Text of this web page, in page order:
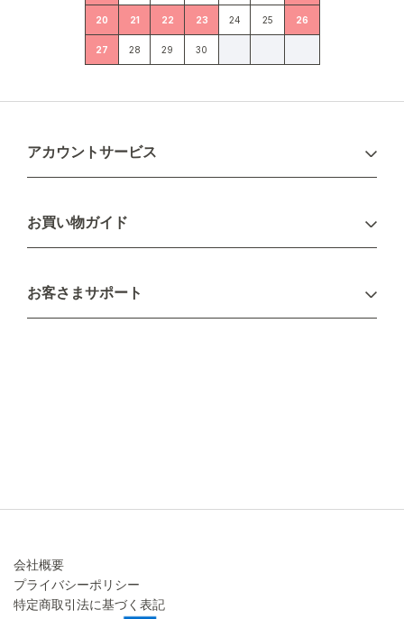
20 21 22 23 24 25 26
27 28 29 30
アカウントサービス
新規会員登録
お買い物ガイド
配送について
不良品・返品について
お客さまサポート
会社概要
プライバシーポリシー
特定商取引法に基づく表記